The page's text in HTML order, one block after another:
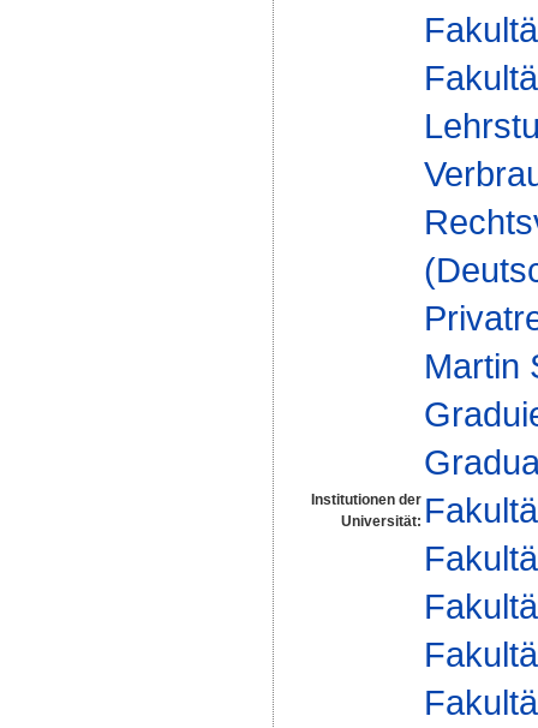
Institutionen der
Universität:
Martin